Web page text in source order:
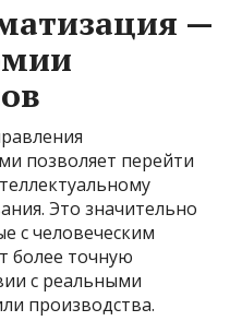
—
позволяет перейти
Это значительно
с человеческим
более точную
с реальными
производства.